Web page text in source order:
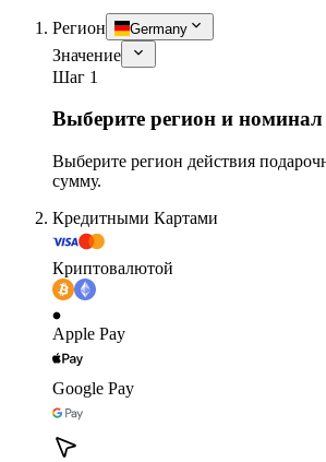
Регион Germany
Значение
Шаг 1
Выберите регион и номинал
Выберите регион действия
сумму.
Кредитными Картами
Криптовалютой
Apple Pay
Google Pay